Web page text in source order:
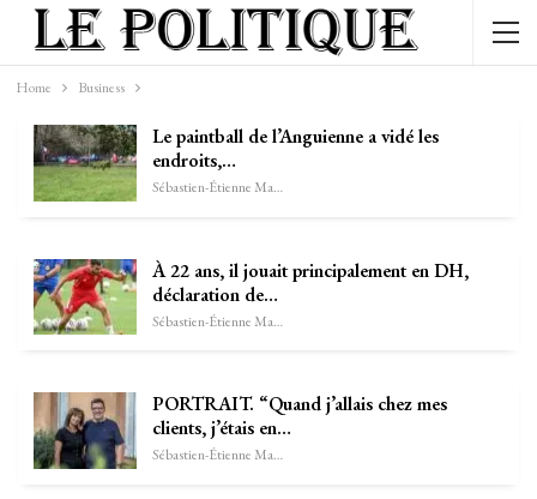
Home Business
Le paintball de l’Anguienne a vidé les
endroits,…
Sébastien-Étienne Marechal
À 22 ans, il jouait principalement en DH,
déclaration de…
Sébastien-Étienne Marechal
PORTRAIT. “Quand j’allais chez mes
clients, j’étais en…
Sébastien-Étienne Marechal